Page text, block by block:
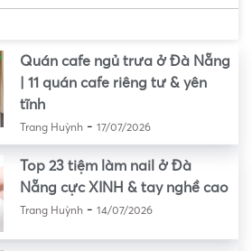
Quán cafe ngủ trưa ở Đà Nẵng
| 11 quán cafe riêng tư & yên
tĩnh
Trang Huỳnh- 17/07/2026
Top 23 tiệm làm nail ở Đà
Nẵng cực XINH & tay nghề cao
Trang Huỳnh- 14/07/2026